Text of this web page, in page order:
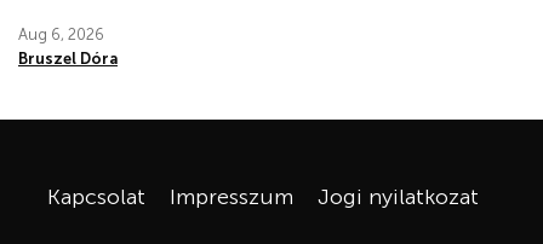
Aug 6, 2026
Bruszel Dóra
Kapcsolat Impresszum Jogi nyilatkozat